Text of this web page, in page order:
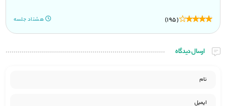
(195) هشتاد جلسه
ارسال دیدگاه